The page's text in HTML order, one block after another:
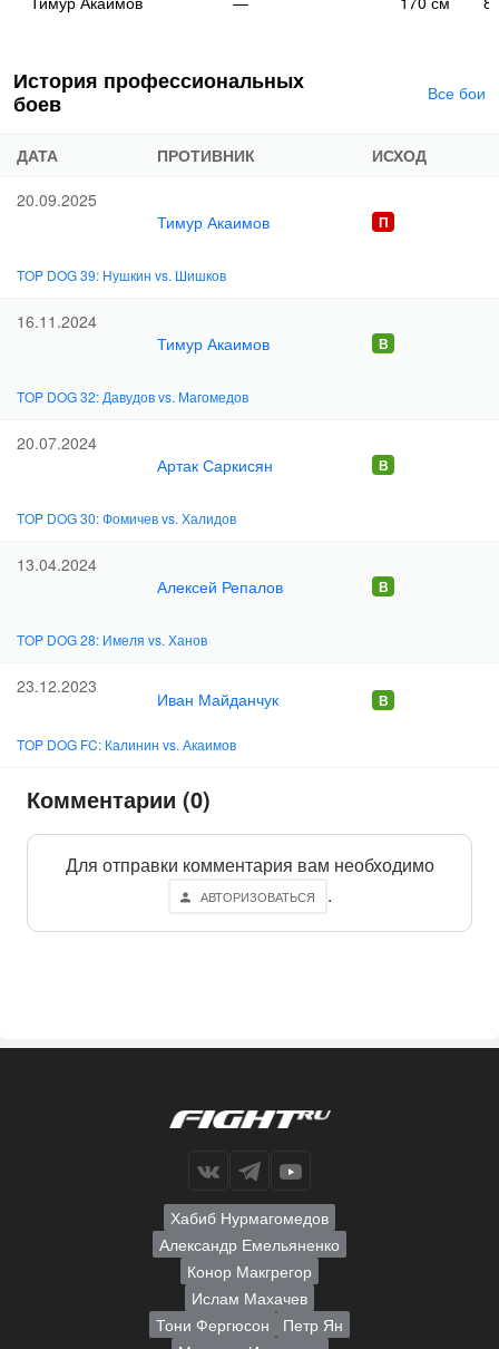
История профессиональных
боев
Все бои
ДАТА ПРОТИВНИК
ИСХОД
20.09.2025
Тимур Акаимов
TOP DOG 39: Нушкин vs. Шишков
16.11.2024
Тимур Акаимов
TOP DOG 32: Давудов vs. Магомедов
20.07.2024
Артак Саркисян
TOP DOG 30: Фомичев vs. Халидов
13.04.2024
Алексей Репалов
TOP DOG 28: Имеля vs. Ханов
23.12.2023
Иван Майданчук
TOP DOG FC: Калинин vs. Акаимов
Комментарии (0)
Для отправки комментария вам необходимо
АВТОРИЗОВАТЬСЯ .
Хабиб Нурмагомедов
Александр Емельяненко
Конор Макгрегор
Ислам Махачев
Тони Фергюсон
Петр Ян